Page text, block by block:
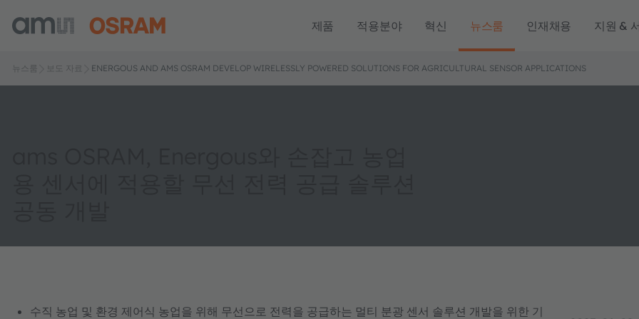
제품 적용분야 혁신 뉴스룸 인재채용 지원 &
뉴스룸 보도 자료 ENERGOUS AND AMS OSRAM DEVELOP WIRELESSLY POWERED SOLUTIONS FOR AGRICULTURAL SENSOR APPLICATIONS
수직 농업 및 환경 제어식 농업을 위해 무선으로 전력을 공급하는 멀티 분광 센서 솔루션 개발을 위한 기